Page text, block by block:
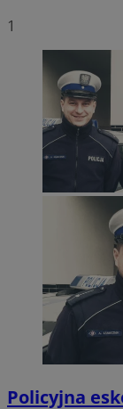
1
Policyjna